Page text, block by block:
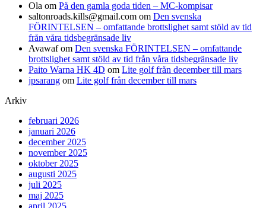
Ola om På den gamla goda tiden – MC-kompisar
saltonroads.kills@gmail.com om Den svenska
FÖRINTELSEN – omfattande brottslighet samt stöld av tid
från våra tidsbegränsade liv
Avawafom Den svenska FÖRINTELSEN – omfattande
brottslighet samt stöld av tid från våra tidsbegränsade liv
Paito Warna HK 4D om Lite golf från december till mars
jpsarang om Lite golf från december till mars
Arkiv
februari 2026
januari 2026
december 2025
november 2025
oktober 2025
augusti 2025
juli 2025
maj 2025